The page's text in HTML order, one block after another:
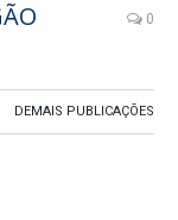
0
DEMAIS PUBLICAÇÕES